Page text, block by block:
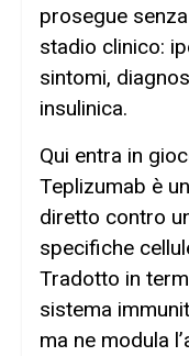
prosegue
stadio clinico:
sintomi,
insulinica.
Qui entra in
Teplizumab è
diretto contro
specifiche
Tradotto in
sistema
ma ne modula